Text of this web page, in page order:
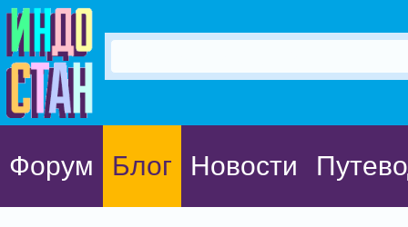
Форум Блог Новости